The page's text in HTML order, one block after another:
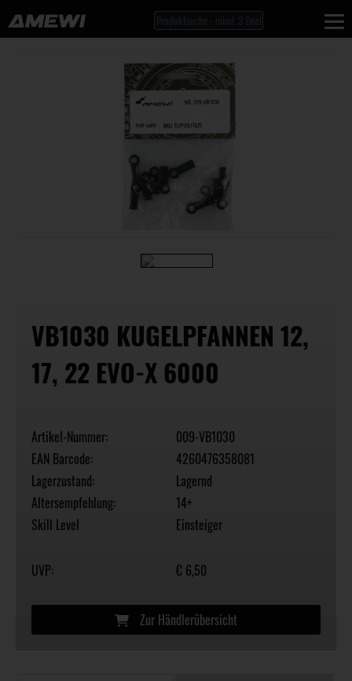
VB1030 KUGELPFANNEN 12,
17, 22 EVO-X 6000
Artikel-Nummer:
009-VB1030
EAN Barcode:
4260476358081
Lagerzustand:
Lagernd
Altersempfehlung:
14+
Skill Level
Einsteiger
UVP: € 6,50
Zur Händlerübersicht